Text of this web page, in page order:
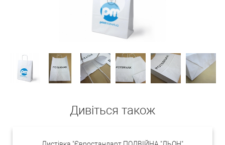
Дивіться також